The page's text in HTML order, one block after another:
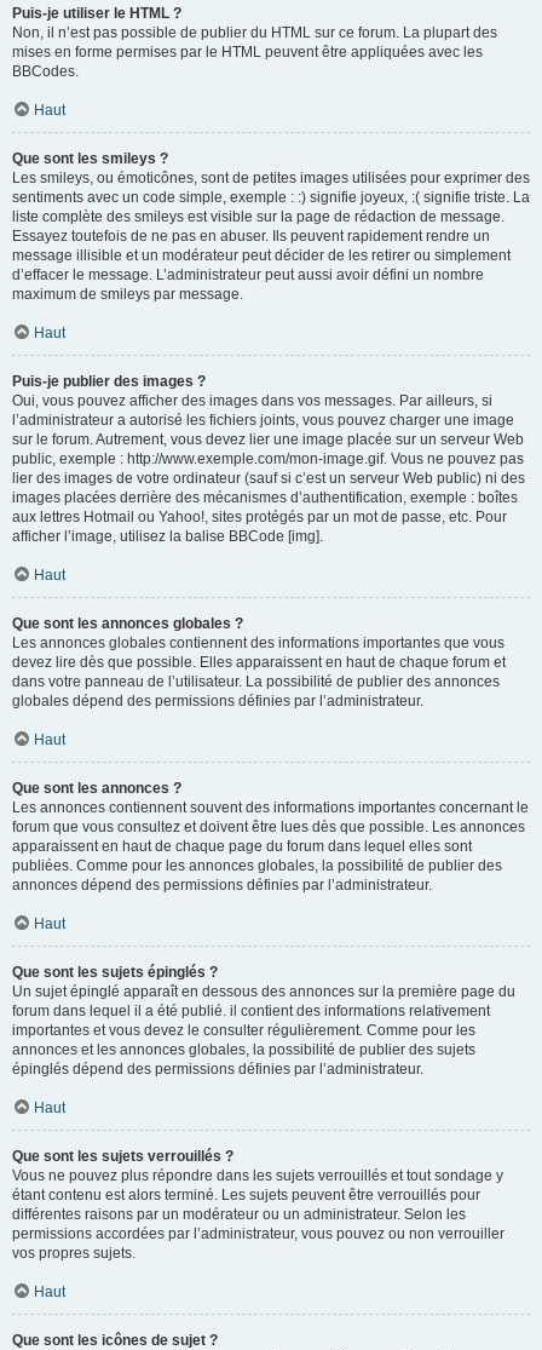
Puis-je utiliser le HTML ?
Non, il n’est pas possible de publier du HTML sur ce forum. La plupart des
mises en forme permises par le HTML peuvent être appliquées avec les
BBCodes.
Haut
Que sont les smileys ?
Les smileys, ou émoticônes, sont de petites images utilisées pour exprimer des
sentiments avec un code simple, exemple : :) signifie joyeux, :( signifie triste. La
liste complète des smileys est visible sur la page de rédaction de message.
Essayez toutefois de ne pas en abuser. Ils peuvent rapidement rendre un
message illisible et un modérateur peut décider de les retirer ou simplement
d’effacer le message. L’administrateur peut aussi avoir défini un nombre
maximum de smileys par message.
Haut
Puis-je publier des images ?
Oui, vous pouvez afficher des images dans vos messages. Par ailleurs, si
l’administrateur a autorisé les fichiers joints, vous pouvez charger une image
sur le forum. Autrement, vous devez lier une image placée sur un serveur Web
public, exemple : http://www.exemple.com/mon-image.gif. Vous ne pouvez pas
lier des images de votre ordinateur (sauf si c’est un serveur Web public) ni des
images placées derrière des mécanismes d’authentification, exemple : boîtes
aux lettres Hotmail ou Yahoo!, sites protégés par un mot de passe, etc. Pour
afficher l’image, utilisez la balise BBCode [img].
Haut
Que sont les annonces globales ?
Les annonces globales contiennent des informations importantes que vous
devez lire dès que possible. Elles apparaissent en haut de chaque forum et
dans votre panneau de l’utilisateur. La possibilité de publier des annonces
globales dépend des permissions définies par l’administrateur.
Haut
Que sont les annonces ?
Les annonces contiennent souvent des informations importantes concernant le
forum que vous consultez et doivent être lues dès que possible. Les annonces
apparaissent en haut de chaque page du forum dans lequel elles sont
publiées. Comme pour les annonces globales, la possibilité de publier des
annonces dépend des permissions définies par l’administrateur.
Haut
Que sont les sujets épinglés ?
Un sujet épinglé apparaît en dessous des annonces sur la première page du
forum dans lequel il a été publié. il contient des informations relativement
importantes et vous devez le consulter régulièrement. Comme pour les
annonces et les annonces globales, la possibilité de publier des sujets
épinglés dépend des permissions définies par l’administrateur.
Haut
Que sont les sujets verrouillés ?
Vous ne pouvez plus répondre dans les sujets verrouillés et tout sondage y
étant contenu est alors terminé. Les sujets peuvent être verrouillés pour
différentes raisons par un modérateur ou un administrateur. Selon les
permissions accordées par l’administrateur, vous pouvez ou non verrouiller
vos propres sujets.
Haut
Que sont les icônes de sujet ?